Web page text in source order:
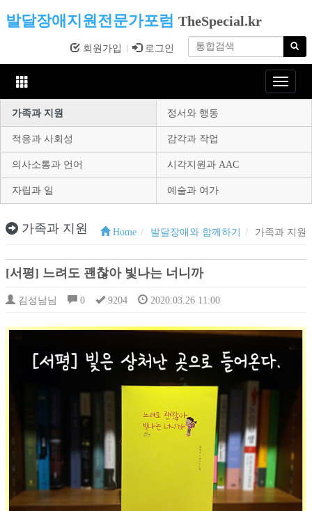
발달장애지원전문가포럼 TheSpecial.kr
회원가입 로그인
Toggle
가족과 지원
정서와 행동
적응과 사회성 감각과 작업
의사소통과 언어 시각지원과 AAC
자립과 일 예술과 여가
가족과 지원 Home 발달장애와 함께하기 가족과 지원
[서평] 느려도 괜찮아 빛나는 너니까
김성남님 0 9204 2020.03.26 11:00